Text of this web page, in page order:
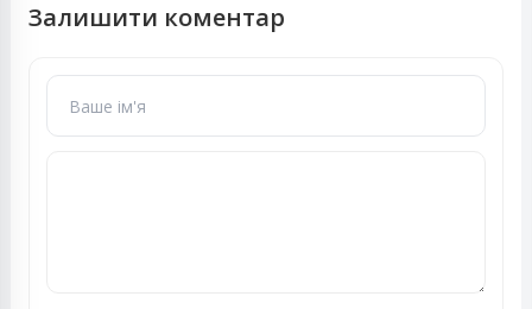
Залишити коментар